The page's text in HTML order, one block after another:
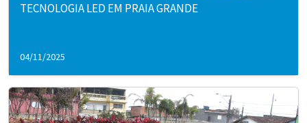
TECNOLOGIA LED EM PRAIA GRANDE
04/11/2025